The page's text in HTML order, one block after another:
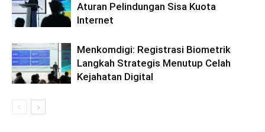
Aturan Pelindungan Sisa Kuota
Internet
Menkomdigi: Registrasi Biometrik
Langkah Strategis Menutup Celah
Kejahatan Digital